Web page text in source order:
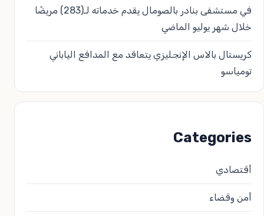
في مستشفى بنادر بالصومال يقدم خدماته لـ(283) مريضًا
خلال شهر يوليو الماضي
كريستال بالاس الإنجليزي يتعاقد مع المدافع الياباني
تومياسو
Categories
أقتصادي
أمن وقضاء